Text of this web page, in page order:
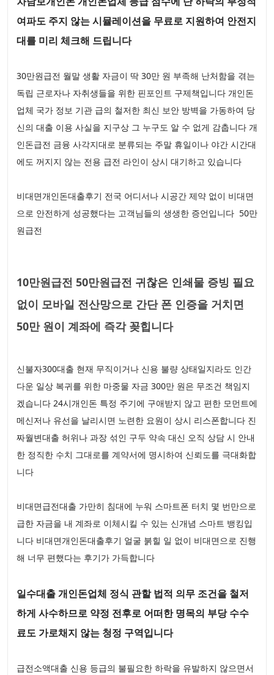
여파도 주지 않는 시뮬레이션을 무료로 지원하여 안전지
대를 미리 체크해 드립니다
30만원급전 월말 생활 자금이 딱 30만 원 부족해 난처함을 겪는
독립 근로자나 자취생들을 위한 핀포인트 구제책입니다 개인돈
업체 국가 정보 기관 급의 철저한 최신 보안 방벽을 가동하여 당
신의 대출 이용 사실을 지구상 그 누구도 알 수 없게 감춥니다 개
인돈급전 금융 사각지대로 분류되는 주말 휴일이나 야간 시간대
에도 꺼지지 않는 전용 급전 라인이 상시 대기하고 있습니다
비대면개인돈대출후기 전국 어디서나 시공간 제약 없이 비대면
으로 안전하게 성공했다는 고객님들의 생생한 증언입니다 50만
원급전
10만원급전 50만원급전 귀찮은 인쇄물 증빙 필요
없이 모바일 전산망으로 간단 폰 인증을 거치면
50만 원이 계좌에 즉각 꽂힙니다
신불자300대출 현재 무직이거나 신용 불량 상태일지라도 인간
다운 일상 복귀를 위한 마중물 자금 300만 원은 무조건 책임지
겠습니다 24시개인돈 특정 주기에 구애받지 않고 편한 모먼트에
메신저나 유선을 날리시면 노련한 요원이 상시 리스폰합니다 진
짜월변대출 허위나 과장 섞인 구두 약속 대신 오직 상담 시 안내
한 정직한 수치 그대로를 계약서에 명시하여 신뢰도를 극대화합
니다
비대면급전대출 가만히 침대에 누워 스마트폰 터치 몇 번만으로
급한 자금을 내 계좌로 이체시킬 수 있는 신개념 스마트 뱅킹입
니다 비대면개인돈대출후기 얼굴 붉힐 일 없이 비대면으로 진행
해 너무 편했다는 후기가 가득합니다
일수대출 개인돈업체 정식 관할 법적 의무 조건을 철저
하게 사수하므로 약정 전후로 어떠한 명목의 부당 수수
료도 가로채지 않는 청정 구역입니다
급전소액대출 신용 등급의 불필요한 하락을 유발하지 않으면서